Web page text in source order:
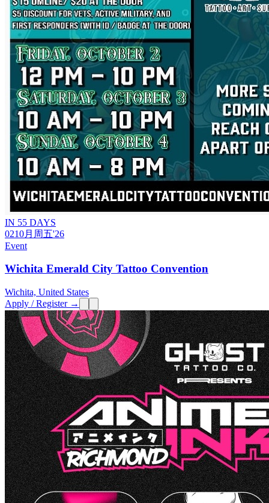
IN 55 DAYS
0210月 周五'26
Event
Wichita Emerald City Tattoo Convention
Wichita, United States
Apply / Register →